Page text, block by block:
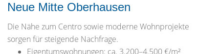
Neue Mitte Oberhausen
Die Nähe zum Centro sowie moderne Wohnprojekte
sorgen für steigende Nachfrage.
Eigentumswohnungen: ca. 3.200–4.500 €/m²